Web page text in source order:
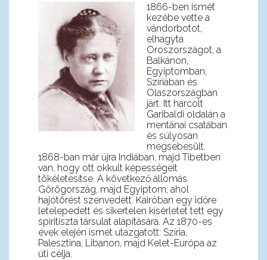
1866-ben ismét
kezébe vette a
vándorbotot,
elhagyta
Oroszországot, a
Balkánon,
Egyiptomban,
Szíriában és
Olaszországban
járt. Itt harcolt
Garibaldi oldalán a
mentánai csatában
és súlyosan
megsebesült.
1868-ban már újra Indiában, majd Tibetben
van, hogy ott okkult képességeit
tökéletesítse. A következő állomás
Görögország, majd Egyiptom, ahol
hajótörést szenvedett. Kairóban egy időre
letelepedett és sikertelen kísérletet tett egy
spiritiszta társulat alapítására. Az 1870-es
évek elején ismét utazgatott: Szíria,
Palesztina, Libanon, majd Kelet-Európa az
úti célja.